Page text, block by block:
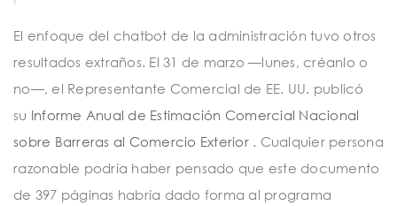
El enfoque del chatbot de la administración tuvo otros
resultados extraños. El 31 de marzo —lunes, créanlo o
no—, el Representante Comercial de EE. UU. publicó
su Informe Anual de Estimación Comercial Nacional
sobre Barreras al Comercio Exterior
. Cualquier persona
razonable podría haber pensado que este documento
de 397 páginas habría dado forma al programa